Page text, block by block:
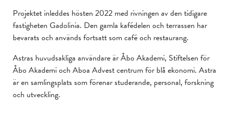
Projektet inleddes hösten 2022 med rivningen av den tidigare
fastigheten Gadolinia. Den gamla kafédelen och terrassen har
bevarats och används fortsatt som café och restaurang.
Astras huvudsakliga användare är Åbo Akademi, Stiftelsen för
Åbo Akademi och Aboa Advest centrum för blå ekonomi. Astra
är en samlingsplats som förenar studerande, personal, forskning
och utveckling.